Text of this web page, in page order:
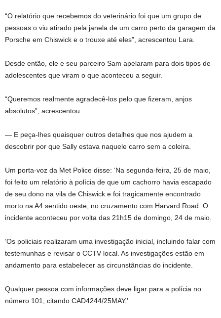
“O relatório que recebemos do veterinário foi que um grupo de
pessoas o viu atirado pela janela de um carro perto da garagem da
Porsche em Chiswick e o trouxe até eles”, acrescentou Lara.
Desde então, ele e seu parceiro Sam apelaram para dois tipos de
adolescentes que viram o que aconteceu a seguir.
“Queremos realmente agradecê-los pelo que fizeram, anjos
absolutos”, acrescentou.
— E peça-lhes quaisquer outros detalhes que nos ajudem a
descobrir por que Sally estava naquele carro sem a coleira.
Um porta-voz da Met Police disse: ‘Na segunda-feira, 25 de maio,
foi feito um relatório à polícia de que um cachorro havia escapado
de seu dono na vila de Chiswick e foi tragicamente encontrado
morto na A4 sentido oeste, no cruzamento com Harvard Road. O
incidente aconteceu por volta das 21h15 de domingo, 24 de maio.
‘Os policiais realizaram uma investigação inicial, incluindo falar com
testemunhas e revisar o CCTV local. As investigações estão em
andamento para estabelecer as circunstâncias do incidente.
Qualquer pessoa com informações deve ligar para a polícia no
número 101, citando CAD4244/25MAY.’